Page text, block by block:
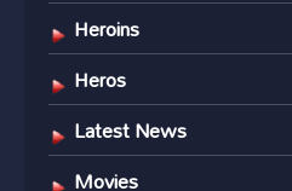
Heroins
Heros
Latest News
Movies